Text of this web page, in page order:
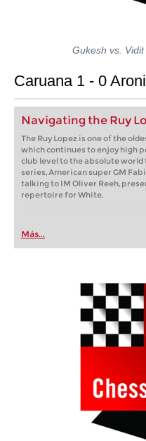
Gukesh vs.
Caruana 1 - 0
Navigating the Ruy
The Ruy Lopez is one of the
which continues to enjoy high
club level to the absolute world
series, American super GM
talking to IM Oliver Reeh,
repertoire for White.
Más...